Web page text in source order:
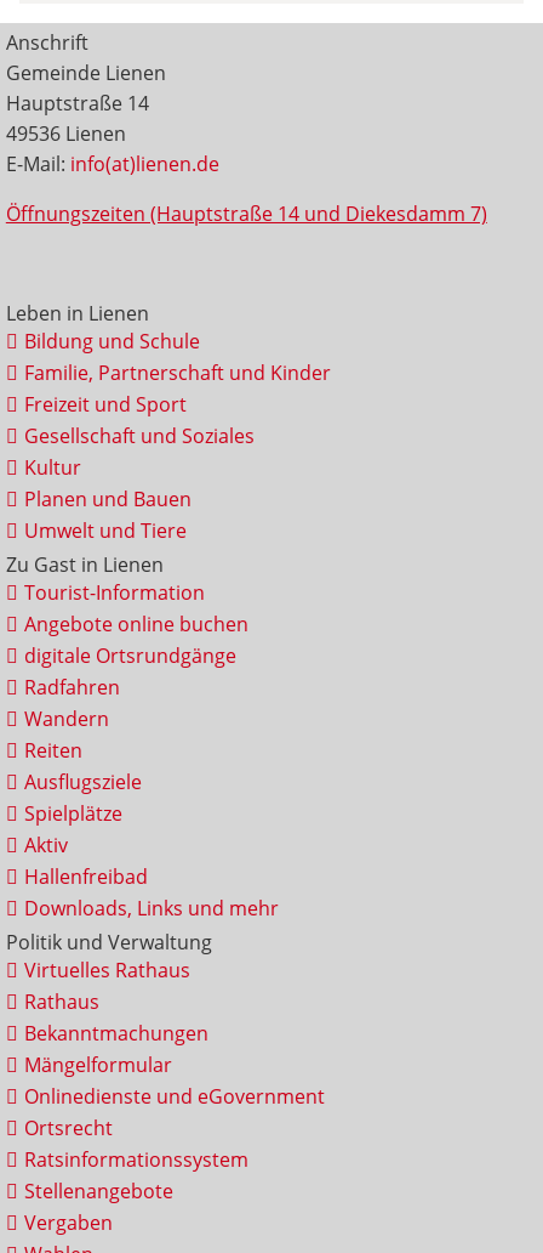
Anschrift
Gemeinde Lienen
Hauptstraße 14
49536 Lienen
E-Mail: info(at)lienen.de
Öffnungszeiten (Hauptstraße 14 und Diekesdamm 7)
Leben in Lienen
Bildung und Schule
Familie, Partnerschaft und Kinder
Freizeit und Sport
Gesellschaft und Soziales
Kultur
Planen und Bauen
Umwelt und Tiere
Zu Gast in Lienen
Tourist-Information
Angebote online buchen
digitale Ortsrundgänge
Radfahren
Wandern
Reiten
Ausflugsziele
Spielplätze
Aktiv
Hallenfreibad
Downloads, Links und mehr
Politik und Verwaltung
Virtuelles Rathaus
Rathaus
Bekanntmachungen
Mängelformular
Onlinedienste und eGovernment
Ortsrecht
Ratsinformationssystem
Stellenangebote
Vergaben